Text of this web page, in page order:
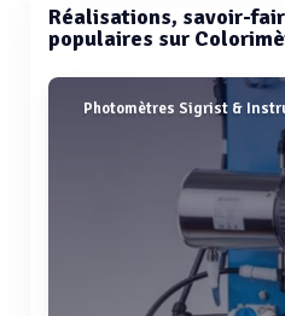
Réalisations, savoir-
populaires sur
Photomètres Sigrist &